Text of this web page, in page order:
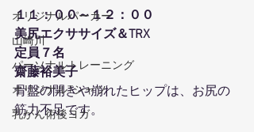
オリジナルパーカー
山崎川
パーソナルトレーニング
オリジナルTシャツ
乳がん術後ヨガ
１１：００～１２：００
美尻エクササイズ＆TRX
定員７名
齋藤裕美子
骨盤の開きや崩れたヒップは、お尻の
筋力不足です。